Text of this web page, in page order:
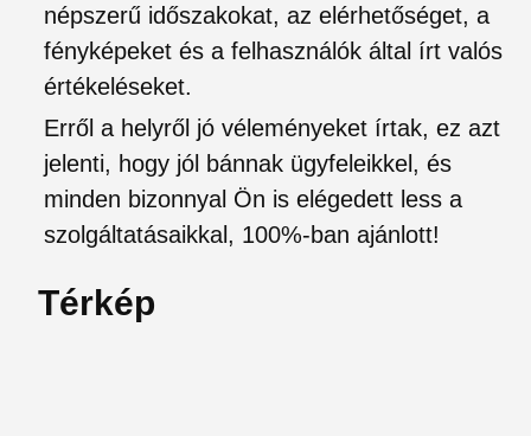
népszerű időszakokat, az elérhetőséget, a
fényképeket és a felhasználók által írt valós
értékeléseket.
Erről a helyről jó véleményeket írtak, ez azt
jelenti, hogy jól bánnak ügyfeleikkel, és
minden bizonnyal Ön is elégedett less a
szolgáltatásaikkal, 100%-ban ajánlott!
Térkép